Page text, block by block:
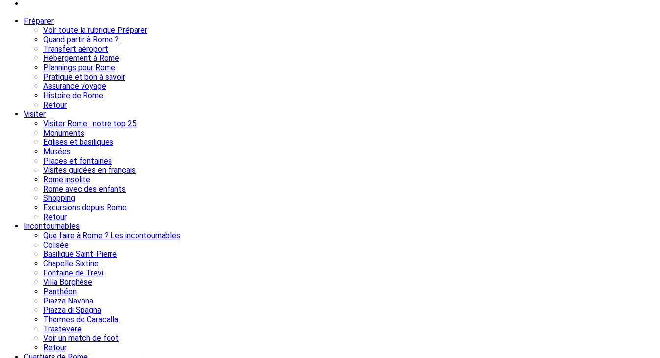
Préparer
Voir toute la rubrique Préparer
Quand partir à Rome ?
Transfert aéroport
Hébergement à Rome
Plannings pour Rome
Pratique et bon à savoir
Assurance voyage
Histoire de Rome
Retour
Visiter
Visiter Rome : notre top 25
Monuments
Églises et basiliques
Musées
Places et fontaines
Visites guidées en français
Rome insolite
Rome avec des enfants
Shopping
Excursions depuis Rome
Retour
Incontournables
Que faire à Rome ? Les incontournables
Colisée
Basilique Saint-Pierre
Chapelle Sixtine
Fontaine de Trevi
Villa Borghèse
Panthéon
Piazza Navona
Piazza di Spagna
Thermes de Caracalla
Trastevere
Voir un match de foot
Retour